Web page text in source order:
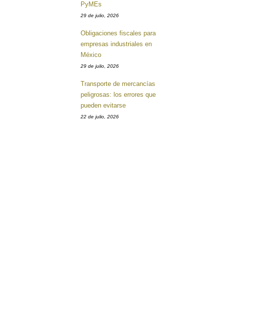
PyMEs
29 de julio, 2026
Obligaciones fiscales para
empresas industriales en
México
29 de julio, 2026
Transporte de mercancías
peligrosas: los errores que
pueden evitarse
22 de julio, 2026